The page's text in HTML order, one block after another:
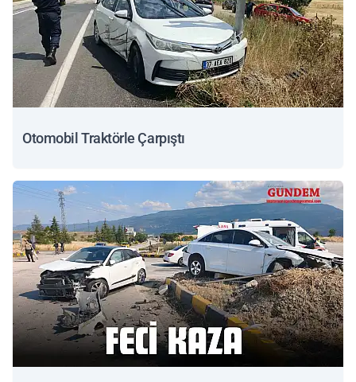
Otomobil Traktörle Çarpıştı